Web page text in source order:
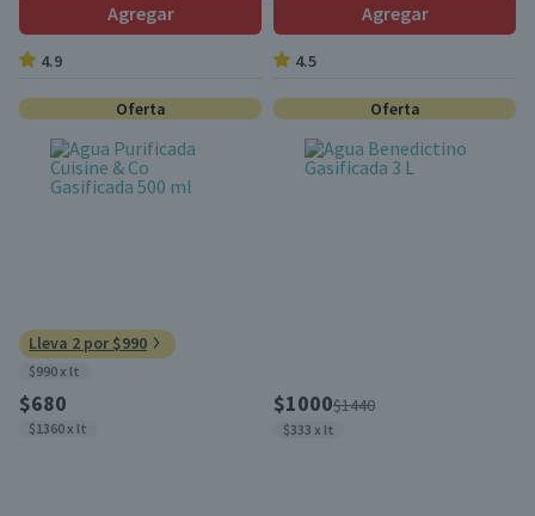
Agregar
4.9
Agregar
4.5
Oferta
Lleva 2 por $990
$990 x lt
$680
$1360 x lt
Oferta
$1000$1440
$333 x lt